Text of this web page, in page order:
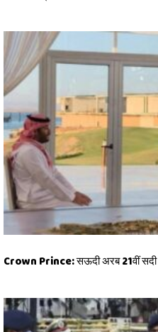
Crown Prince: सऊदी अरब 21वीं सदी